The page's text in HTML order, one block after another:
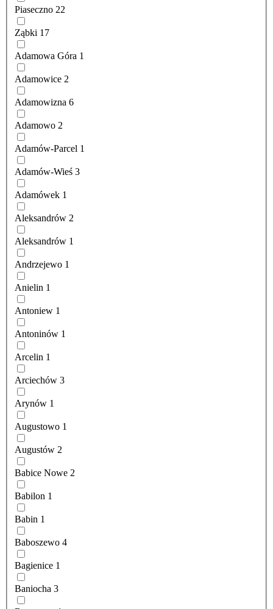
Piaseczno 22
Ząbki 17
Adamowa Góra 1
Adamowice 2
Adamowizna 6
Adamowo 2
Adamów-Parcel 1
Adamów-Wieś 3
Adamówek 1
Aleksandrów 2
Aleksandrów 1
Andrzejewo 1
Anielin 1
Antoniew 1
Antoninów 1
Arcelin 1
Arciechów 3
Arynów 1
Augustowo 1
Augustów 2
Babice Nowe 2
Babilon 1
Babin 1
Baboszewo 4
Bagienice 1
Baniocha 3